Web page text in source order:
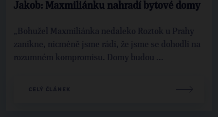
Jakob: Maxmiliánku nahradí bytové domy
„Bohužel Maxmiliánka nedaleko Roztok u Prahy
zanikne, nicméně jsme rádi, že jsme se dohodli na
rozumném kompromisu. Domy budou ...
CELÝ ČLÁNEK